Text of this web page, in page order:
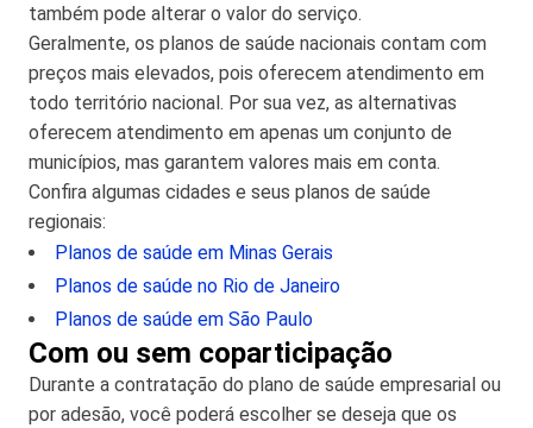
também pode alterar o valor do serviço.
Geralmente, os planos de saúde nacionais contam com
preços mais elevados, pois oferecem atendimento em
todo território nacional. Por sua vez, as alternativas
oferecem atendimento em apenas um conjunto de
municípios, mas garantem valores mais em conta.
Confira algumas cidades e seus planos de saúde
regionais:
Planos de saúde em Minas Gerais
Planos de saúde no Rio de Janeiro
Planos de saúde em São Paulo
Com ou sem coparticipação
Durante a contratação do plano de saúde empresarial ou
por adesão, você poderá escolher se deseja que os